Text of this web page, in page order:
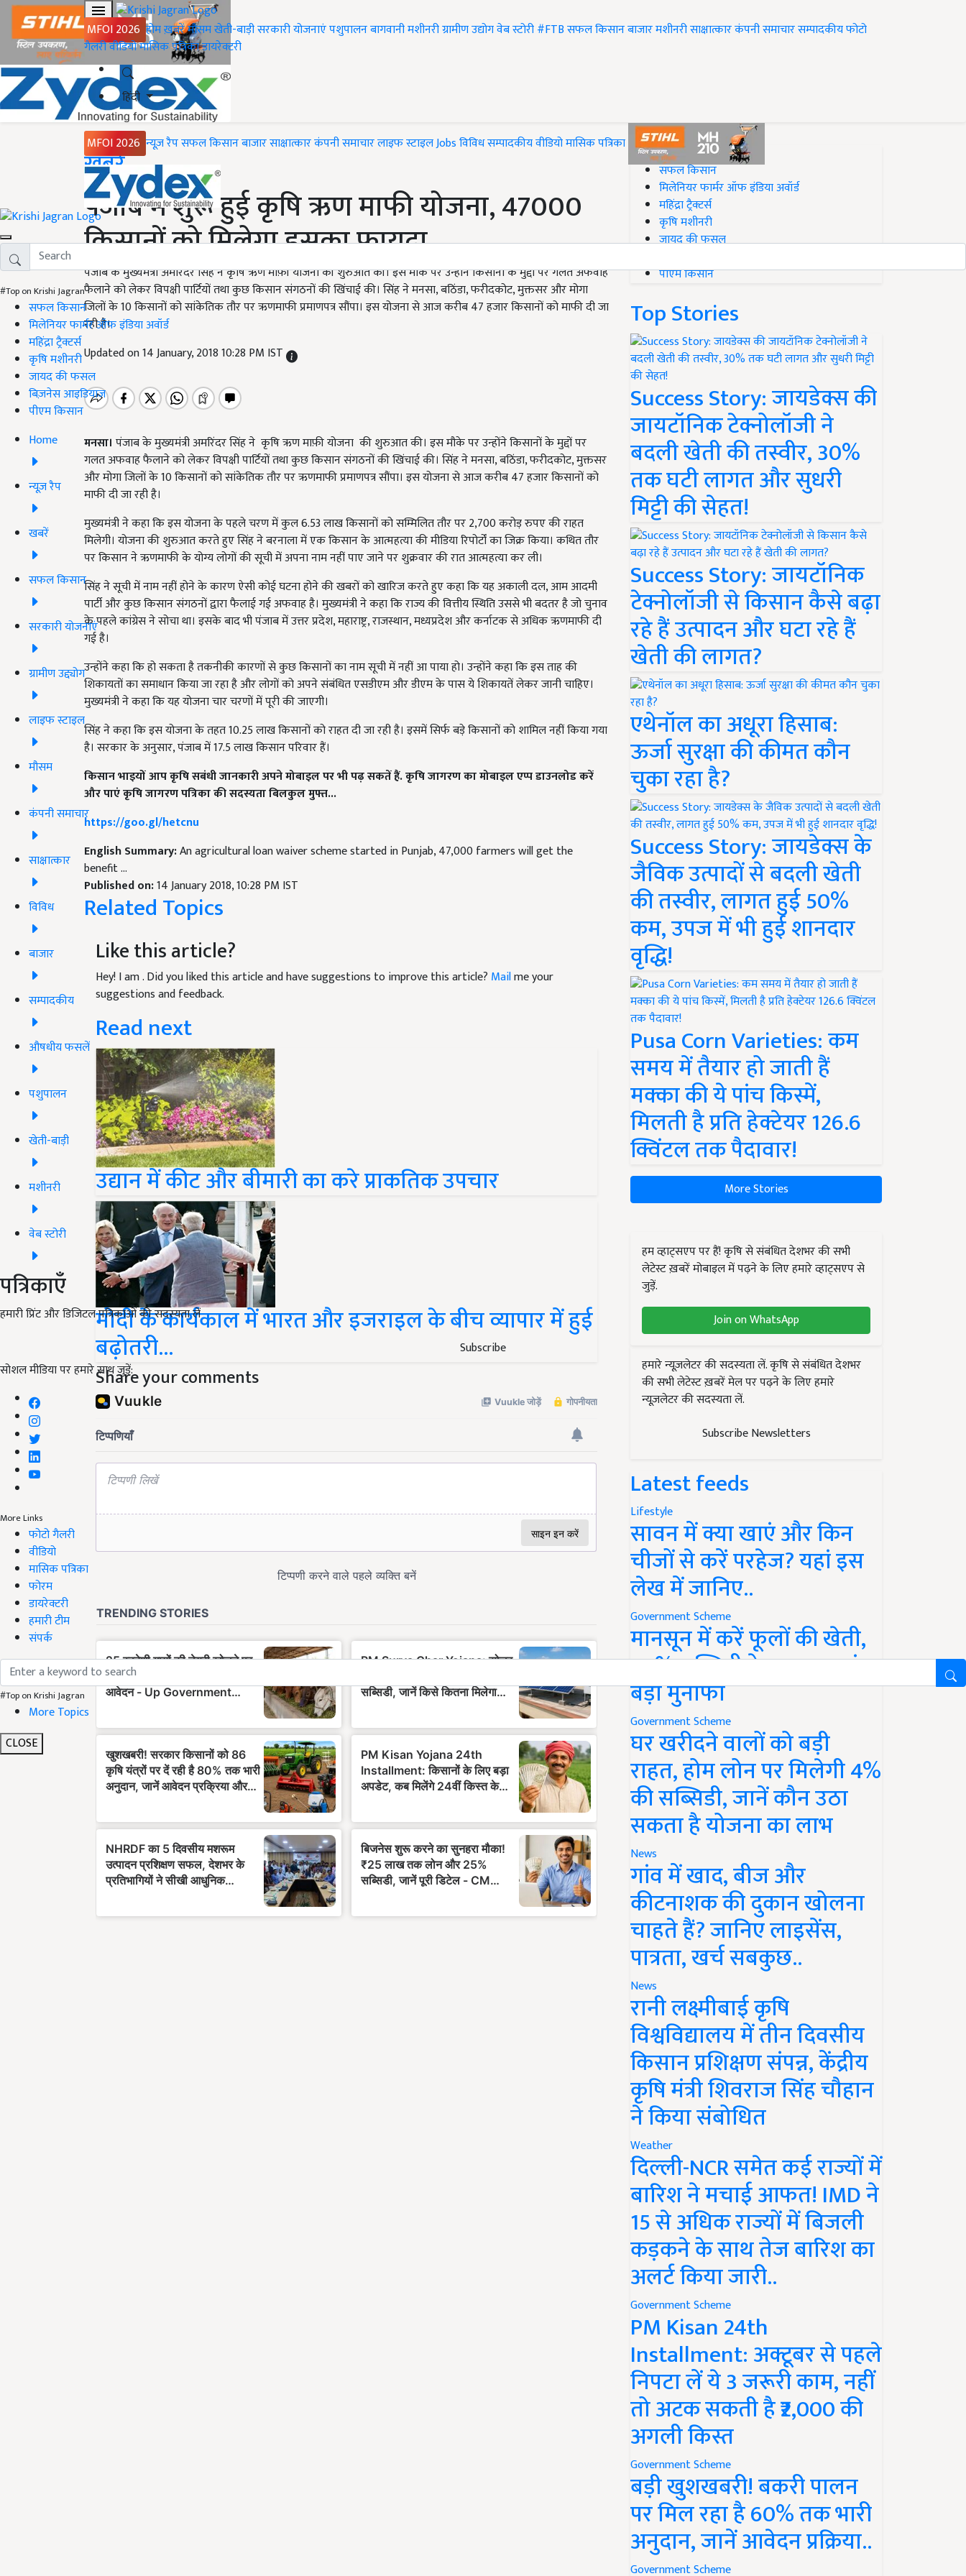
MFOI 2026 होमख़बरेंमौसमखेती-बाड़ीसरकारी योजनाएंपशुपालनबागवानीमशीनरीग्रामीण उद्योगवेब स्टोरी#FTBसफल किसानबाजारमशीनरीसाक्षात्कारकंपनी समाचारसम्पादकीयफोटो
गैलरीवीडियोमासिक पत्रिकाडायरेक्टरी
हिंदी
MFOI 2026 न्यूज़ रैपसफल किसानबाजारसाक्षात्कारकंपनी समाचारलाइफ स्टाइलJobsविविधसम्पादकीयवीडियोमासिक पत्रिका
#Top on Krishi Jagran
सफल किसान
मिलेनियर फार्मर ऑफ इंडिया अवॉर्ड
महिंद्रा ट्रैक्टर्स
कृषि मशीनरी
जायद की फसल
बिज़नेस आइडियाज
पीएम किसान
Home
न्यूज़ रैप
खबरें
सफल किसान
सरकारी योजनाएं
ग्रामीण उद्द्योग
लाइफ स्टाइल
मौसम
कंपनी समाचार
साक्षात्कार
विविध
बाजार
सम्पादकीय
औषधीय फसलें
पशुपालन
खेती-बाड़ी
मशीनरी
वेब स्टोरी
पत्रिकाएँ
हमारी प्रिंट और डिजिटल पत्रिकाओं की सदस्यता लें
Subscribe
सोशल मीडिया पर हमारे साथ जुड़ें:
More Links
फोटो गैलरी
वीडियो
मासिक पत्रिका
फोरम
डायरेक्टरी
हमारी टीम
संपर्क
#Top on Krishi Jagran
More Topics
CLOSE
Home
ख़बरें
पंजाब में शुरू हुई कृषि ऋण माफी योजना, 47000
किसानों को मिलेगा इसका फायदा...
पंजाब के मुख्यमंत्री अमरिंदर सिंह ने कृषि ऋण माफ़ी योजना की शुरुआत की। इस मौके पर उन्होंने किसानों के मुद्दों पर गलत अफवाह
फैलाने को लेकर विपक्षी पार्टियों तथा कुछ किसान संगठनों की खिंचाई की। सिंह ने मनसा, बठिंडा, फरीदकोट, मुक्तसर और मोगा
जिलों के 10 किसानों को सांकेतिक तौर पर ऋणमाफी प्रमाणपत्र सौंपा। इस योजना से आज करीब 47 हजार किसानों को माफी दी जा
रही है।
Updated on 14 January, 2018 10:28 PM IST
मनसा। पंजाब के मुख्यमंत्री अमरिंदर सिंह ने कृषि ऋण माफ़ी योजना की शुरुआत की। इस मौके पर उन्होंने किसानों के मुद्दों पर
गलत अफवाह फैलाने को लेकर विपक्षी पार्टियों तथा कुछ किसान संगठनों की खिंचाई की। सिंह ने मनसा, बठिंडा, फरीदकोट, मुक्तसर
और मोगा जिलों के 10 किसानों को सांकेतिक तौर पर ऋणमाफी प्रमाणपत्र सौंपा। इस योजना से आज करीब 47 हजार किसानों को
माफी दी जा रही है।
मुख्यमंत्री ने कहा कि इस योजना के पहले चरण में कुल 6.53 लाख किसानों को सम्मिलित तौर पर 2,700 करोड़ रुपए की राहत
मिलेगी। योजना की शुरुआत करते हुए सिंह ने बरनाला में एक किसान के आत्महत्या की मीडिया रिपोर्टों का जिक्र किया। कथित तौर
पर किसान ने ऋणमाफी के योग्य लोगों की सूची में अपना नाम नहीं पाए जाने पर शुक्रवार की रात आत्महत्या कर ली।
सिंह ने सूची में नाम नहीं होने के कारण ऐसी कोई घटना होने की खबरों को खारिज करते हुए कहा कि यह अकाली दल, आम आदमी
पार्टी और कुछ किसान संगठनों द्वारा फैलाई गई अफवाह है। मुख्यमंत्री ने कहा कि राज्य की वित्तीय स्थिति उससे भी बदतर है जो चुनाव
के पहले कांग्रेस ने सोचा था। इसके बाद भी पंजाब में उत्तर प्रदेश, महाराष्ट्र, राजस्थान, मध्यप्रदेश और कर्नाटक से अधिक ऋणमाफी दी
गई है।
उन्होंने कहा कि हो सकता है तकनीकी कारणों से कुछ किसानों का नाम सूची में नहीं आ पाया हो। उन्होंने कहा कि इस ताह की
शिकायतों का समाधान किया जा रहा है और लोगों को अपने संबंधित एसडीएम और डीएम के पास ये शिकायतें लेकर जानी चाहिए।
मुख्यमंत्री ने कहा कि यह योजना चार चरणों में पूरी की जाएगी।
सिंह ने कहा कि इस योजना के तहत 10.25 लाख किसानों को राहत दी जा रही है। इसमें सिर्फ बड़े किसानों को शामिल नहीं किया गया
है। सरकार के अनुसार, पंजाब में 17.5 लाख किसान परिवार हैं।
किसान भाइयों आप कृषि सबंधी जानकारी अपने मोबाइल पर भी पढ़ सकतें हैं. कृषि जागरण का मोबाइल एप्प डाउनलोड करें
और पाएं कृषि जागरण पत्रिका की सदस्यता बिलकुल मुफ्त...
https://goo.gl/hetcnu
English Summary:An agricultural loan waiver scheme started in Punjab, 47,000 farmers will get the
benefit ...
Published on:14 January 2018, 10:28 PM IST
Related Topics
Like this article?
Hey! I am. Did you liked this article and have suggestions to improve this article? Mailme your
suggestions and feedback.
Read next
उद्यान में कीट और बीमारी का करे प्राकतिक उपचार
मोदी के कार्यकाल में भारत और इजराइल के बीच व्यापार में हुई
बढ़ोतरी...
Share your comments
#Top on Krishi Jagran
सफल किसान
मिलेनियर फार्मर ऑफ इंडिया अवॉर्ड
महिंद्रा ट्रैक्टर्स
कृषि मशीनरी
जायद की फसल
पीएम किसान
Top Stories
Success Story: जायडेक्स की
जायटॉनिक टेक्नोलॉजी ने
बदली खेती की तस्वीर, 30%
तक घटी लागत और सुधरी
मिट्टी की सेहत!
Success Story: जायटॉनिक
टेक्नोलॉजी से किसान कैसे बढ़ा
रहे हैं उत्पादन और घटा रहे हैं
खेती की लागत?
एथेनॉल का अधूरा हिसाब:
ऊर्जा सुरक्षा की कीमत कौन
चुका रहा है?
Success Story: जायडेक्स के
जैविक उत्पादों से बदली खेती
की तस्वीर, लागत हुई 50%
कम, उपज में भी हुई शानदार
वृद्धि!
Pusa Corn Varieties: कम
समय में तैयार हो जाती हैं
मक्का की ये पांच किस्में,
मिलती है प्रति हेक्टेयर 126.6
क्विंटल तक पैदावार!
More Stories
हम व्हाट्सएप पर हैं! कृषि से संबंधित देशभर की सभी
लेटेस्ट ख़बरें मोबाइल में पढ़ने के लिए हमारे व्हाट्सएप से
जुड़ें.
Join on WhatsApp
हमारे न्यूज़लेटर की सदस्यता लें. कृषि से संबंधित देशभर
की सभी लेटेस्ट ख़बरें मेल पर पढ़ने के लिए हमारे
न्यूज़लेटर की सदस्यता लें.
Subscribe Newsletters
Latest feeds
Lifestyle
सावन में क्या खाएं और किन
चीजों से करें परहेज? यहां इस
लेख में जानिए..
Government Scheme
मानसून में करें फूलों की खेती,
50% सब्सिडी के साथ कमाएं
बड़ा मुनाफा
Government Scheme
घर खरीदने वालों को बड़ी
राहत, होम लोन पर मिलेगी 4%
की सब्सिडी, जानें कौन उठा
सकता है योजना का लाभ
News
गांव में खाद, बीज और
कीटनाशक की दुकान खोलना
चाहते हैं? जानिए लाइसेंस,
पात्रता, खर्च सबकुछ..
News
रानी लक्ष्मीबाई कृषि
विश्वविद्यालय में तीन दिवसीय
किसान प्रशिक्षण संपन्न, केंद्रीय
कृषि मंत्री शिवराज सिंह चौहान
ने किया संबोधित
Weather
दिल्ली-NCR समेत कई राज्यों में
बारिश ने मचाई आफत! IMD ने
15 से अधिक राज्यों में बिजली
कड़कने के साथ तेज बारिश का
अलर्ट किया जारी..
Government Scheme
PM Kisan 24th
Installment: अक्टूबर से पहले
निपटा लें ये 3 जरूरी काम, नहीं
तो अटक सकती है ₹2,000 की
अगली किस्त
Government Scheme
बड़ी खुशखबरी! बकरी पालन
पर मिल रहा है 60% तक भारी
अनुदान, जानें आवेदन प्रक्रिया..
Government Scheme